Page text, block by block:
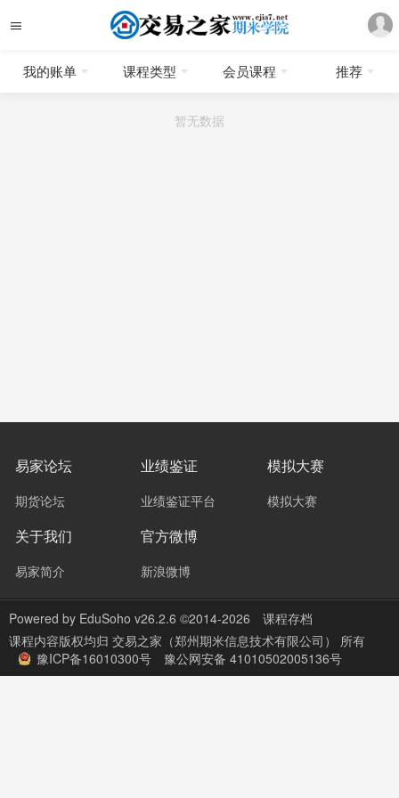
我的账单 课程类型 会员课程 推荐
暂无数据
易家论坛
期货论坛
业绩鉴证
业绩鉴证平台
模拟大赛
模拟大赛
关于我们
易家简介
官方微博
新浪微博
Powered by EduSoho v26.2.6 ©2014-2026
课程存档
课程内容版权均归 交易之家（郑州期米信息技术有限公司） 所有
豫ICP备16010300号
豫公网安备 41010502005136号